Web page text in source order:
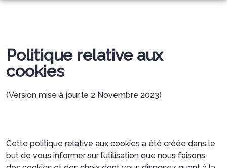
ORGANISER DES OBSÈQUES
PRÉVOYANCE
MONUMENTS FUNÉRAIRES
ARTICLES FUNÉRAIRES
NOS URNES FUNÉRAIRES
GRASSE
ESPACES HOMMAGES
Politique relative aux
cookies
(Version mise à jour le 2 Novembre 2023)
Cette politique relative aux cookies a été créée dans le
but de vous informer sur l’utilisation que nous faisons